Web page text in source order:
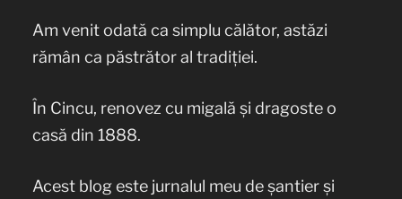
Am venit odată ca simplu călător, astăzi
rămân ca păstrător al tradiției.
În Cincu, renovez cu migală și dragoste o
casă din 1888.
Acest blog este jurnalul meu de șantier și